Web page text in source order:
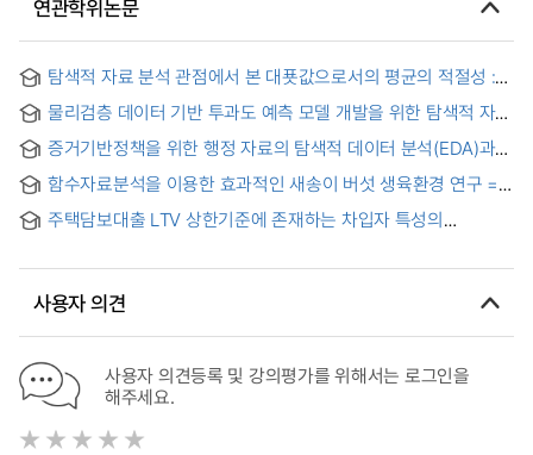
연관학위논문
탐색적 자료 분석 관점에서 본 대푯값으로서의 평균의 적절성 :
우리나라 7차 교과서에 나타난 예시 자료를 중심으로 = On
Relevance of Mean as a Representative value of Data
shown in Secondary Math Textbooks
물리검층 데이터 기반 투과도 예측 모델 개발을 위한 탐색적 자료
분석 연구
증거기반정책을 위한 행정 자료의 탐색적 데이터 분석(EDA)과
활용 : 선박안전 분야 관련 속성 분석 및 정책 적용을 중점으로 =
Exploratory Data Analysis (EDA) and Utilization of
Administration Data for Evidence Based Policy: Attribution
Analysis and Policy Application in Marine Vessel Safety
함수자료분석을 이용한 효과적인 새송이 버섯 생육환경 연구 =
A Study on the Effective Growth Environment of Pleurotus
eryngii Using Functional Data Analysis
주택담보대출 LTV 상한기준에 존재하는 차입자 특성의
사용자 의견
사용자 의견등록 및 강의평가를 위해서는 로그인을
해주세요.